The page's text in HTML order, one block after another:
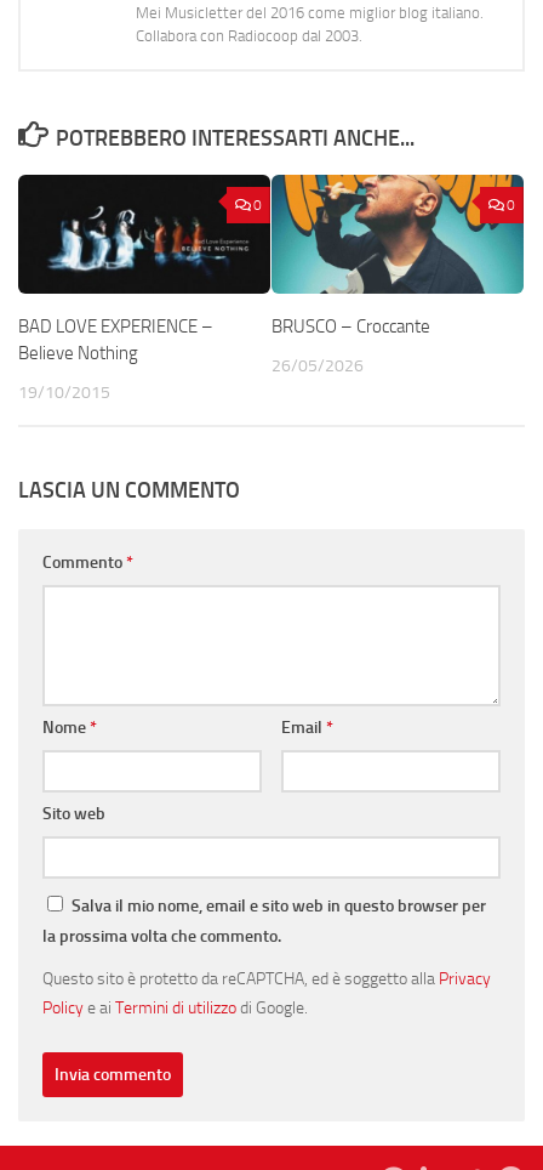
Mei Musicletter del 2016 come miglior blog italiano.
Collabora con Radiocoop dal 2003.
POTREBBERO INTERESSARTI ANCHE...
0
BAD LOVE EXPERIENCE –
Believe Nothing
19/10/2015
0
BRUSCO – Croccante
26/05/2026
LASCIA UN COMMENTO
Commento*
Nome* Email *
Sito web
Salva il mio nome, email e sito web in questo browser per
la prossima volta che commento.
Questo sito è protetto da reCAPTCHA, ed è soggetto alla Privacy
Policye ai Termini di utilizzodi Google.